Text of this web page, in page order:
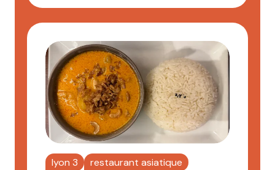
lyon 3 restaurant asiatique